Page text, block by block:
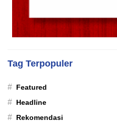
Tag Terpopuler
# Featured
# Headline
# Rekomendasi